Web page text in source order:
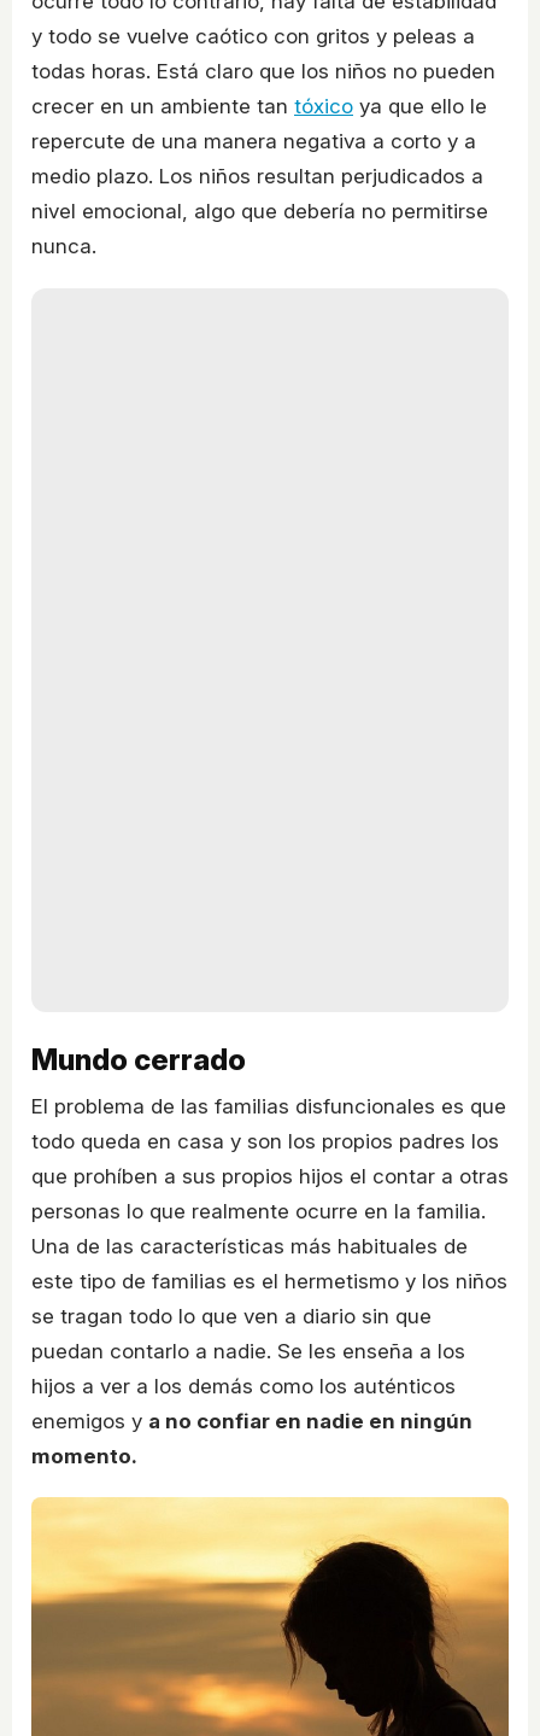
y todo se vuelve caótico con gritos y peleas a
todas horas. Está claro que los niños no pueden
crecer en un ambiente tan tóxico ya que ello le
repercute de una manera negativa a corto y a
medio plazo. Los niños resultan perjudicados a
nivel emocional, algo que debería no permitirse
nunca.
Mundo cerrado
El problema de las familias disfuncionales es que
todo queda en casa y son los propios padres los
que prohíben a sus propios hijos el contar a otras
personas lo que realmente ocurre en la familia.
Una de las características más habituales de
este tipo de familias es el hermetismo y los niños
se tragan todo lo que ven a diario sin que
puedan contarlo a nadie. Se les enseña a los
hijos a ver a los demás como los auténticos
enemigos y a no confiar en nadie en ningún
momento.